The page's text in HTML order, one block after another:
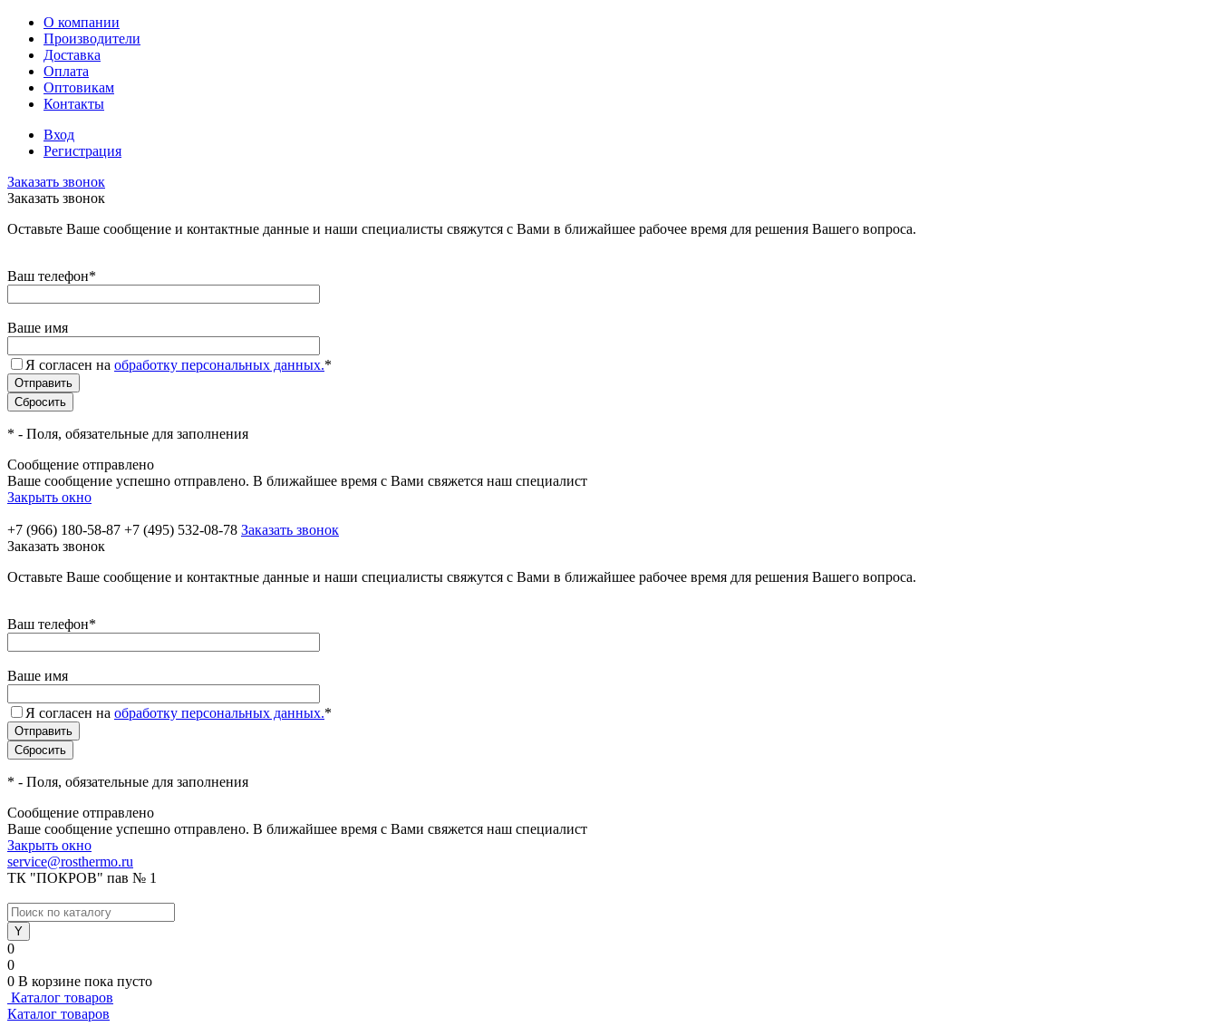
О компании
Производители
Доставка
Оплата
Оптовикам
Контакты
Вход
Регистрация
Заказать звонок
Заказать звонок
Оставьте Ваше сообщение и контактные данные и наши специалисты свяжутся с Вами в ближайшее рабочее время для решения Вашего вопроса.
Ваш телефон*
Ваше имя
Я согласен на обработку персональных данных.*
* - Поля, обязательные для заполнения
Сообщение отправлено
Ваше сообщение успешно отправлено. В ближайшее время с Вами свяжется наш специалист
Закрыть окно
+7 (966) 180-58-87 +7 (495) 532-08-78 Заказать звонок
Заказать звонок
Оставьте Ваше сообщение и контактные данные и наши специалисты свяжутся с Вами в ближайшее рабочее время для решения Вашего вопроса.
Ваш телефон*
Ваше имя
Я согласен на обработку персональных данных.*
* - Поля, обязательные для заполнения
Сообщение отправлено
Ваше сообщение успешно отправлено. В ближайшее время с Вами свяжется наш специалист
Закрыть окно
service@rosthermo.ru
ТК "ПОКРОВ" пав № 1
0
0
0 В корзине пока пусто
Каталог товаров
Каталог товаров